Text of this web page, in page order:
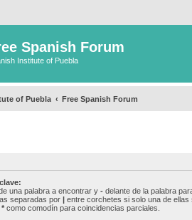
Spanish Forum
Institute of Puebla
of Puebla Free Spanish Forum
una palabra a encontrar y - delante de la palabra
separadas por | entre corchetes si solo una de ellas
* como comodín para coincidencias parciales.